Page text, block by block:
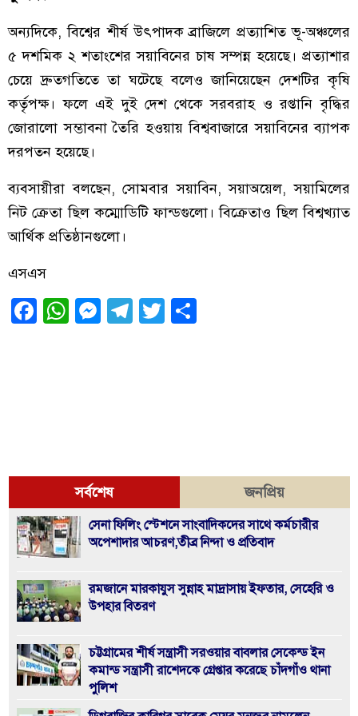
অন্যদিকে, বিশ্বের শীর্ষ উৎপাদক ব্রাজিলে প্রত্যাশিত ভূ-অঞ্চলের
৫ দশমিক ২ শতাংশের সয়াবিনের চাষ সম্পন্ন হয়েছে। প্রত্যাশার
চেয়ে দ্রুতগতিতে তা ঘটেছে বলেও জানিয়েছেন দেশটির কৃষি
কর্তৃপক্ষ। ফলে এই দুই দেশ থেকে সরবরাহ ও রপ্তানি বৃদ্ধির
জোরালো সম্ভাবনা তৈরি হওয়ায় বিশ্ববাজারে সয়াবিনের ব্যাপক
দরপতন হয়েছে।
ব্যবসায়ীরা বলছেন, সোমবার সয়াবিন, সয়াঅয়েল, সয়ামিলের
নিট ক্রেতা ছিল কম্মোডিটি ফান্ডগুলো। বিক্রেতাও ছিল বিশ্বখ্যাত
আর্থিক প্রতিষ্ঠানগুলো।
এসএস
Facebook
WhatsApp
Messenger
Telegram
Twitter
সর্বশেষ জনপ্রিয়
সেনা ফিলিং স্টেশনে সাংবাদিকদের সাথে কর্মচারীর
অপেশাদার আচরণ,তীব্র নিন্দা ও প্রতিবাদ
রমজানে মারকাযুস সুন্নাহ মাদ্রাসায় ইফতার, সেহেরি ও
উপহার বিতরণ
চট্টগ্রামের শীর্ষ সন্ত্রাসী সরওয়ার বাবলার সেকেন্ড ইন
কমান্ড সন্ত্রাসী রাশেদকে গ্রেপ্তার করেছে চাঁদগাঁও থানা
পুলিশ